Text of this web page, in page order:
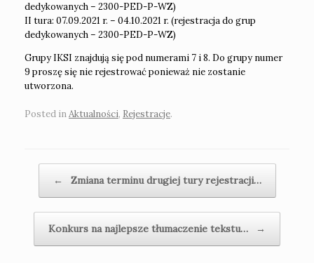
dedykowanych – 2300-PED-P-WZ)
II tura: 07.09.2021 r. – 04.10.2021 r. (rejestracja do grup
dedykowanych – 2300-PED-P-WZ)
Grupy IKSI znajdują się pod numerami 7 i 8. Do grupy numer
9 proszę się nie rejestrować ponieważ nie zostanie
utworzona.
Posted inAktualności, Rejestracje.
← Zmiana terminu drugiej tury rejestracji…
Konkurs na najlepsze tłumaczenie tekstu… →